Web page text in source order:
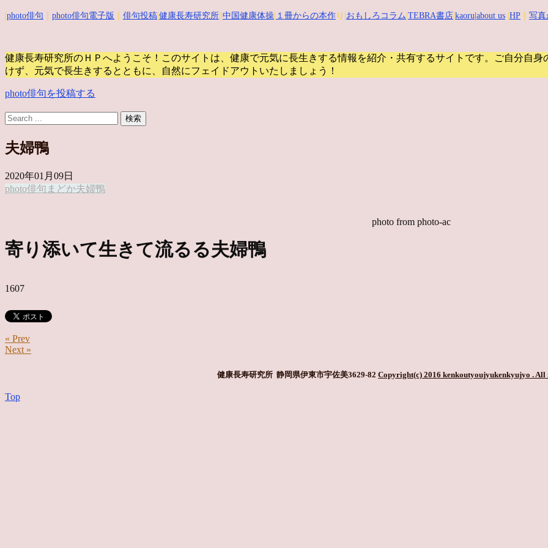
photo俳句 photo俳句電子版 俳句投稿 健康長寿研究所 中国健康体操 １冊からの本作 り| おもしろコラム TEBRA書店 kaoru |about us HP 写真
健康長寿研究所のＨＰへようこそ！このサイトは、健康で元気に長生きする情報を紹介・共有するサイトです。
ご自分自身
けず、元気で長生きするとともに、自然にフェイドアウトいたしましょう！
photo俳句を投稿する
夫婦鴨
2020年01月09日
photo俳句 まどか夫婦鴨
photo from photo-ac
寄り添いて生きて流るる夫婦鴨
1607
« Prev
Next »
健康長寿研究所 静岡県伊東市宇佐美3629-82 Copyright(c) 2016 kenkoutyoujyukenkyujyo . All
Top